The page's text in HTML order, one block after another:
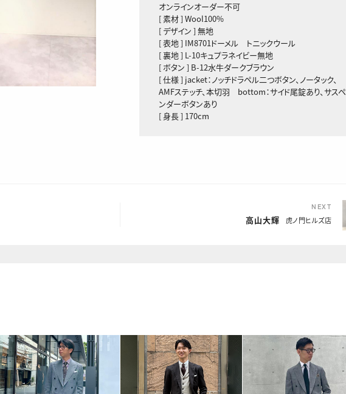
オンラインオーダー不可
[ 素材 ] Wool100%
[ デザイン ] 無地
[ 表地 ] IM8701ドーメル トニックウール
[ 裏地 ] L-10キュプラネイビー無地
[ ボタン ] B-12水牛ダークブラウン
[ 仕様 ] jacket：ノッチドラペル二つボタン、ノータック、
AMFステッチ、本切羽 bottom：サイド尾錠あり、サスペ
ンダーボタンあり
[ 身長 ] 170cm
NEXT
高山大輝 虎ノ門ヒルズ店